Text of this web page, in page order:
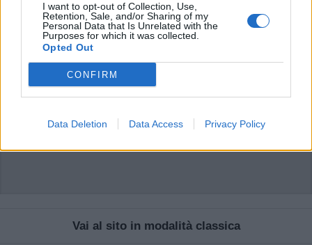
I want to opt-out of Collection, Use,
Retention, Sale, and/or Sharing of my
Personal Data that Is Unrelated with the
Purposes for which it was collected.
Opted Out
CONFIRM
Data Deletion Data Access Privacy Policy
Vai al sito in modalità classica